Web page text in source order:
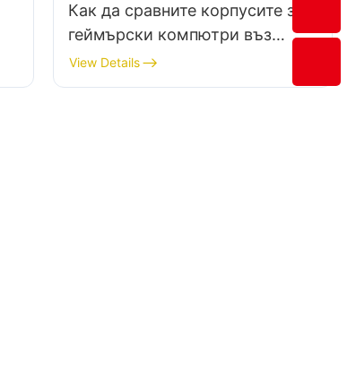
Как да сравните корпусите за
геймърски компютри въз
основа на тяхната структурна
цялост
View Details